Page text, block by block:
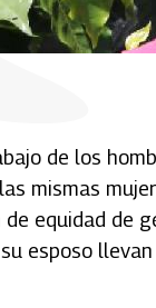
de los
mismas
equidad de
esposo